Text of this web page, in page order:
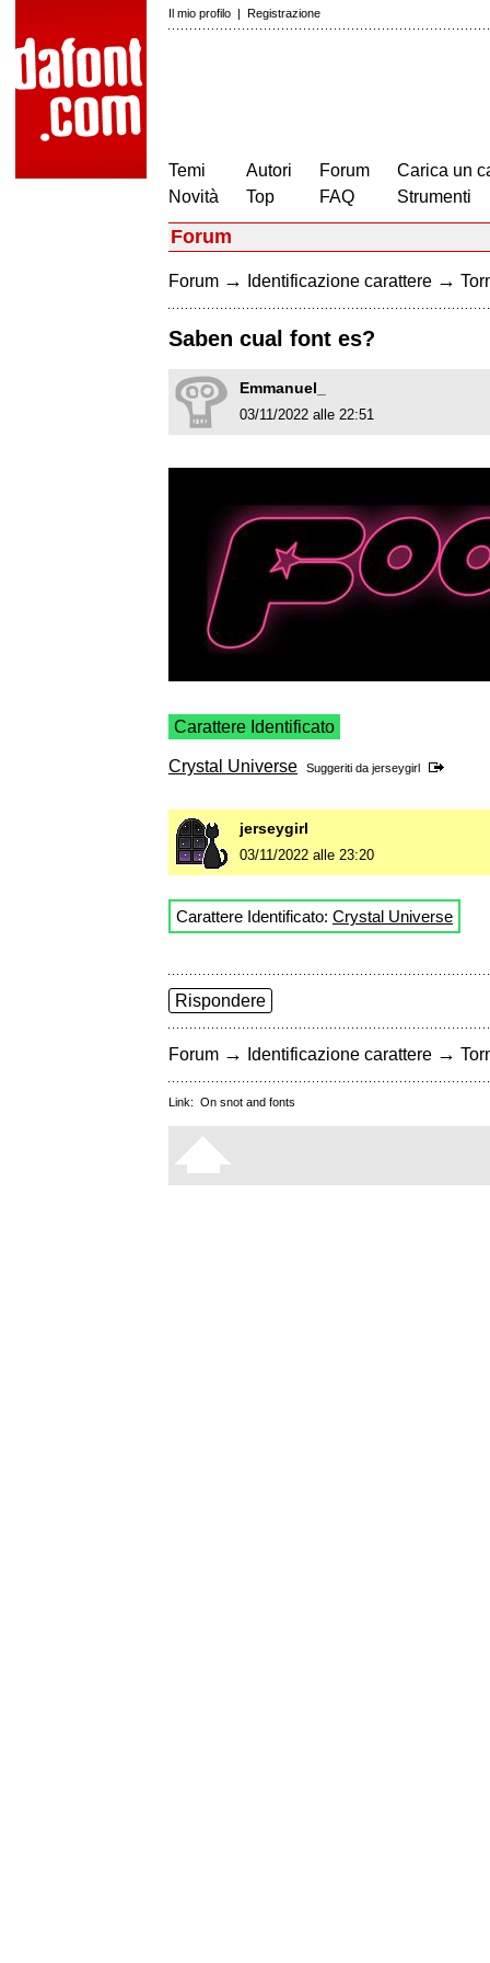
Il mio profilo | Registrazione
Temi
Novità
Autori
Top
Forum
FAQ
Carica un
Strumenti
Forum
Forum → Identificazione carattere →
Saben cual font es?
Emmanuel_
03/11/2022 alle 22:51
Carattere Identificato
Crystal Universe Suggeriti da jerseygirl
jerseygirl
03/11/2022 alle 23:20
Carattere Identificato: Crystal Universe
Rispondere
Forum → Identificazione carattere →
Link: On snot and fonts